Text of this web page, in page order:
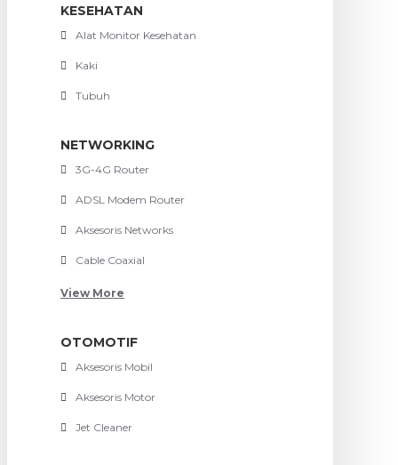
KESEHATAN
Alat Monitor Kesehatan
Kaki
Tubuh
NETWORKING
3G-4G Router
ADSL Modem Router
Aksesoris Networks
Cable Coaxial
View More
OTOMOTIF
Aksesoris Mobil
Aksesoris Motor
Jet Cleaner